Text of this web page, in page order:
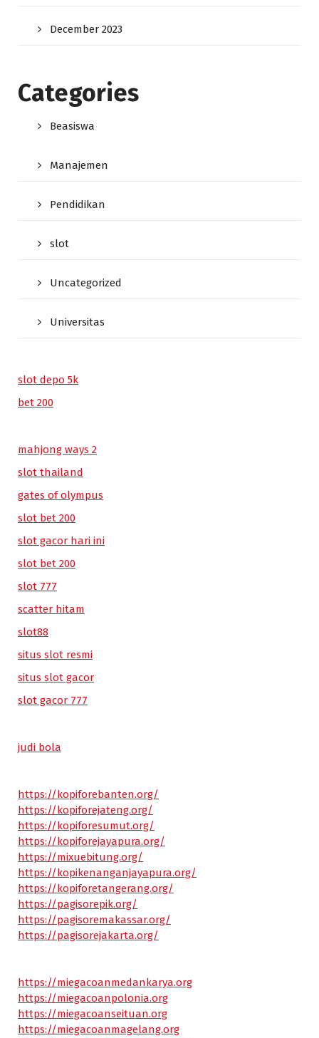
December 2023
Categories
Beasiswa
Manajemen
Pendidikan
slot
Uncategorized
Universitas
slot depo 5k
bet 200
mahjong ways 2
slot thailand
gates of olympus
slot bet 200
slot gacor hari ini
slot bet 200
slot 777
scatter hitam
slot88
situs slot resmi
situs slot gacor
slot gacor 777
judi bola
https://kopiforebanten.org/
https://kopiforejateng.org/
https://kopiforesumut.org/
https://kopiforejayapura.org/
https://mixuebitung.org/
https://kopikenanganjayapura.org/
https://kopiforetangerang.org/
https://pagisorepik.org/
https://pagisoremakassar.org/
https://pagisorejakarta.org/
https://miegacoanmedankarya.org
https://miegacoanpolonia.org
https://miegacoanseituan.org
https://miegacoanmagelang.org